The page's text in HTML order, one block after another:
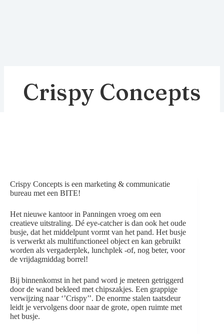
Crispy Concepts
Crispy Concepts is een marketing & communicatie
bureau met een BITE!
Het nieuwe kantoor in Panningen vroeg om een
creatieve uitstraling. Dé eye-catcher is dan ook het oude
busje, dat het middelpunt vormt van het pand. Het busje
is verwerkt als multifunctioneel object en kan gebruikt
worden als vergaderplek, lunchplek -of, nog beter, voor
de vrijdagmiddag borrel!
Bij binnenkomst in het pand word je meteen getriggerd
door de wand bekleed met chipszakjes. Een grappige
verwijzing naar ‘’Crispy’’. De enorme stalen taatsdeur
leidt je vervolgens door naar de grote, open ruimte met
het busje.